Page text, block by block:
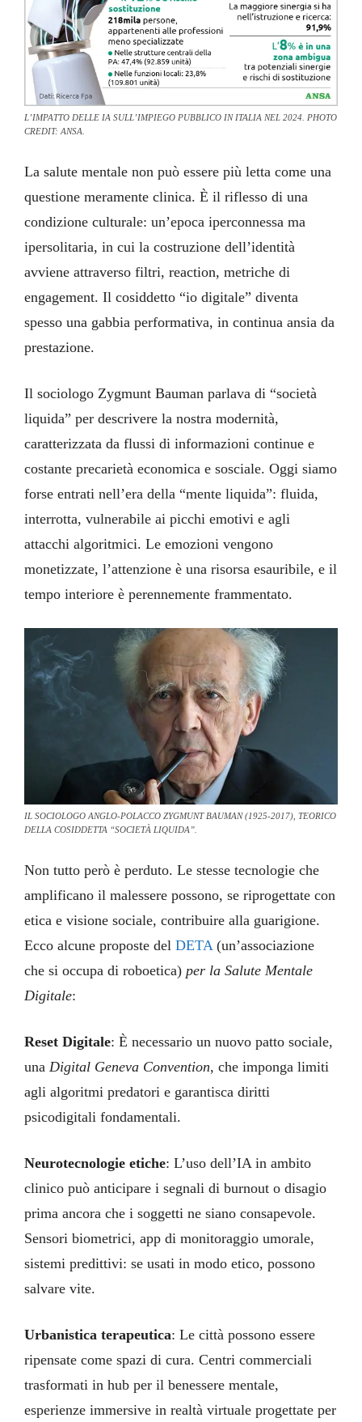
L’IMPATTO DELLE IA SULL’IMPIEGO PUBBLICO IN ITALIA NEL 2024. PHOTO
CREDIT: ANSA.
La salute mentale non può essere più letta come una
questione meramente clinica. È il riflesso di una
condizione culturale: un’epoca iperconnessa ma
ipersolitaria, in cui la costruzione dell’identità
avviene attraverso filtri, reaction, metriche di
engagement. Il cosiddetto “io digitale” diventa
spesso una gabbia performativa, in continua ansia da
prestazione.
Il sociologo Zygmunt Bauman parlava di “società
liquida” per descrivere la nostra modernità,
caratterizzata da flussi di informazioni continue e
costante precarietà economica e sosciale. Oggi siamo
forse entrati nell’era della “mente liquida”: fluida,
interrotta, vulnerabile ai picchi emotivi e agli
attacchi algoritmici. Le emozioni vengono
monetizzate, l’attenzione è una risorsa esauribile, e il
tempo interiore è perennemente frammentato.
IL SOCIOLOGO ANGLO-POLACCOZYGMUNT BAUMAN (1925-2017), TEORICO
DELLA COSIDDETTA “SOCIETÀ LIQUIDA”.
Non tutto però è perduto. Le stesse tecnologie che
amplificano il malessere possono, se riprogettate con
etica e visione sociale, contribuire alla guarigione.
Ecco alcune proposte delDETA (un’associazione
che si occupa di roboetica) per la Salute Mentale
Digitale:
Reset Digitale: È necessario un nuovo patto sociale,
una Digital Geneva Convention, che imponga limiti
agli algoritmi predatori e garantisca diritti
psicodigitali fondamentali.
Neurotecnologie etiche: L’uso dell’IA in ambito
clinico può anticipare i segnali di burnout o disagio
prima ancora che i soggetti ne siano consapevole.
Sensori biometrici, app di monitoraggio umorale,
sistemi predittivi: se usati in modo etico, possono
salvare vite.
Urbanistica terapeutica: Le città possono essere
ripensate come spazi di cura. Centri commerciali
trasformati in hub per il benessere mentale,
esperienze immersive in realtà virtuale progettate per